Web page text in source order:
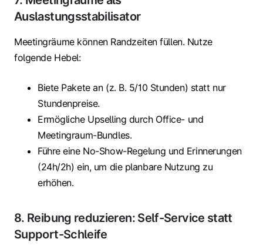
Auslastungsstabilisator
Meetingräume können Randzeiten füllen. Nutze
folgende Hebel:
Biete Pakete an (z. B. 5/10 Stunden) statt nur
Stundenpreise.
Ermögliche Upselling durch Office- und
Meetingraum-Bundles.
Führe eine No-Show-Regelung und Erinnerungen
(24h/2h) ein, um die planbare Nutzung zu
erhöhen.
8. Reibung reduzieren: Self-Service statt
Support-Schleife